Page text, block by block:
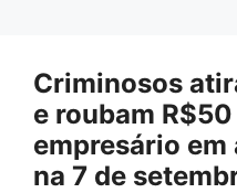
Criminosos
e roubam
empresário
na 7 de